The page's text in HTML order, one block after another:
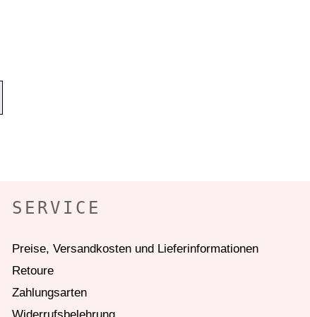
SERVICE
Preise, Versandkosten und Lieferinformationen
Retoure
Zahlungsarten